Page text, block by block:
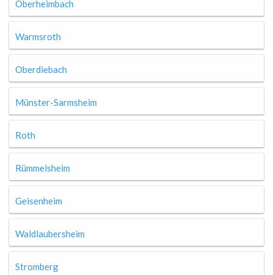
Oberheimbach
Warmsroth
Oberdiebach
Münster-Sarmsheim
Roth
Rümmelsheim
Geisenheim
Waldlaubersheim
Stromberg